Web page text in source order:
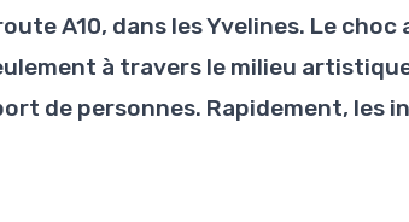
A10, dans les Yvelines. Le
à travers le milieu
de personnes. Rapidement, les